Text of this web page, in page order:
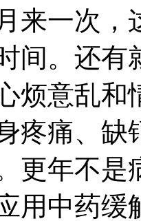
来一次，
间。还有
烦意乱和
疼痛、
更年不是
用中药